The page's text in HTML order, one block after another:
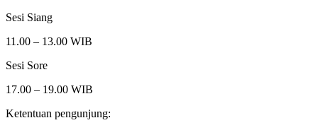
Sesi Siang
11.00 – 13.00 WIB
Sesi Sore
17.00 – 19.00 WIB
Ketentuan pengunjung: